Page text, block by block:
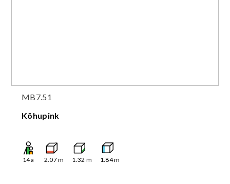
MB7.51
Kõhupink
14a 2.07m 1.32 m 1.84m